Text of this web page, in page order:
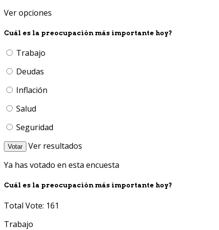
Ver opciones
Cuál es la preocupación más importante hoy?
Trabajo
Deudas
Inflación
Salud
Seguridad
Votar
Ver resultados
Ya has votado en esta encuesta
Cuál es la preocupación más importante hoy?
Total Vote: 161
Trabajo